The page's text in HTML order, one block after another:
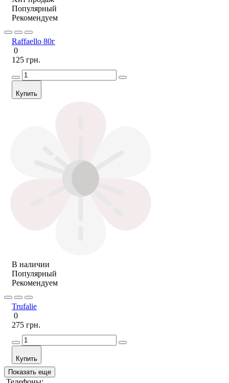
Популярный
Рекомендуем
Raffaello 80г
0
125 грн.
Купить
В наличии
Популярный
Рекомендуем
Trufalie
0
275 грн.
Купить
Показать еще